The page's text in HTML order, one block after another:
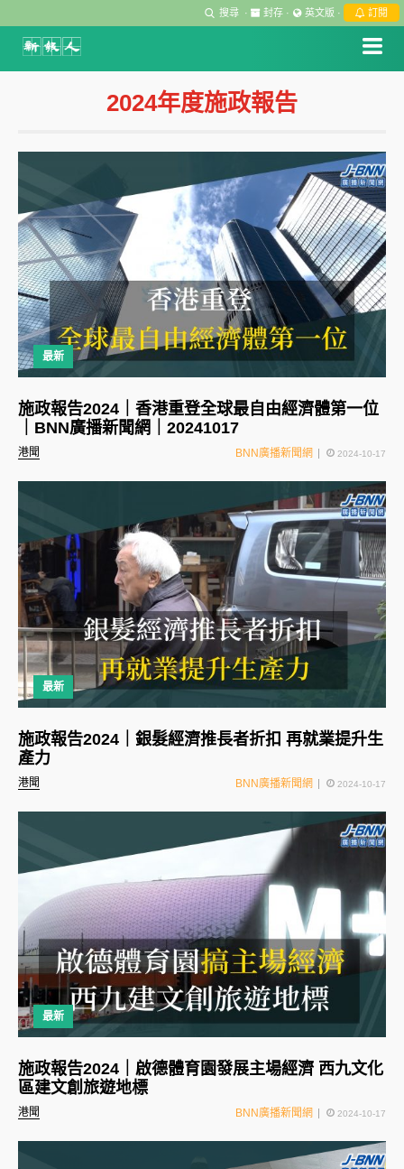
搜尋 · 封存 · 英文版 · 訂閱
2024年度施政報告
最新
港聞
施政報告2024｜香港重登全球最自由經濟體第一位
｜BNN廣播新聞網｜20241017
BNN廣播新聞網 2024-10-17
最新
港聞
施政報告2024｜銀髮經濟推長者折扣 再就業提升生
產力
BNN廣播新聞網 2024-10-17
最新
港聞
施政報告2024｜啟德體育園發展主場經濟 西九文化
區建文創旅遊地標
BNN廣播新聞網 2024-10-17